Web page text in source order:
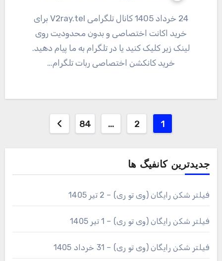
24 خرداد 1405 کانال تلگرامی V2ray.tel برای
خرید اکانت اختصاصی و بدون محدودیت روی
لینک زیر کلیک کنید یا در تلگرام به ما پیام دهید.
خرید کانکشن اختصاصی ربات تلگرام…
صفحه‌بندی
1
2
…
84
جدیدترین کانفیگ ها
فیلتر شکن رایگان (وی تو ری) – 2 تیر 1405
فیلتر شکن رایگان (وی تو ری) – 1 تیر 1405
فیلتر شکن رایگان (وی تو ری) – 31 خرداد 1405